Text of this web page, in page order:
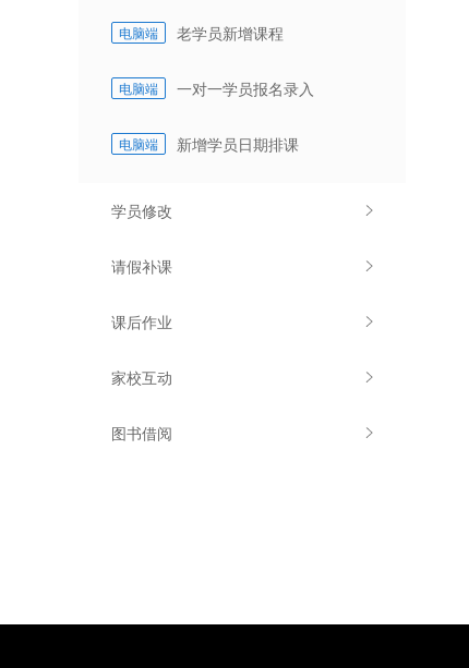
电脑端 老学员新增课程
电脑端 一对一学员报名录入
电脑端 新增学员日期排课
学员修改
请假补课
课后作业
家校互动
图书借阅